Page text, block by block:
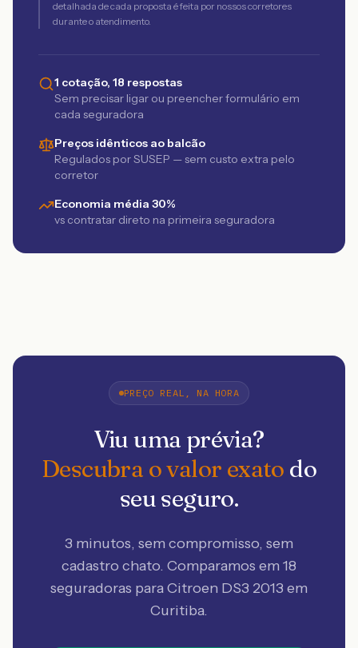
detalhada de cada proposta é feita por nossos corretores
durante o atendimento.
1 cotação, 18 respostas
Sem precisar ligar ou preencher formulário em
cada seguradora
Preços idênticos ao balcão
Regulados por SUSEP — sem custo extra pelo
corretor
Economia média 30%
vs contratar direto na primeira seguradora
PREÇO REAL, NA HORA
Viu uma prévia?
Descubra o valor exato do
seu seguro.
3 minutos, sem compromisso, sem
cadastro chato. Comparamos em 18
seguradoras para Citroen DS3 2013 em
Curitiba.